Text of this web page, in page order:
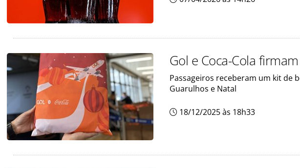
Gol e Coca-Cola
Passageiros receberam um kit de
Guarulhos e Natal
18/12/2025 às 18h33